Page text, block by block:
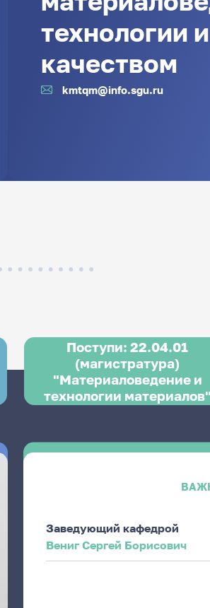
технологии
качеством
kmtqm@info.sgu.ru
Поступи: 22.04.01
(магистратура)
"Материаловедение и
технологии материалов"
Заведующий кафедрой
Вениг Сергей Борисович